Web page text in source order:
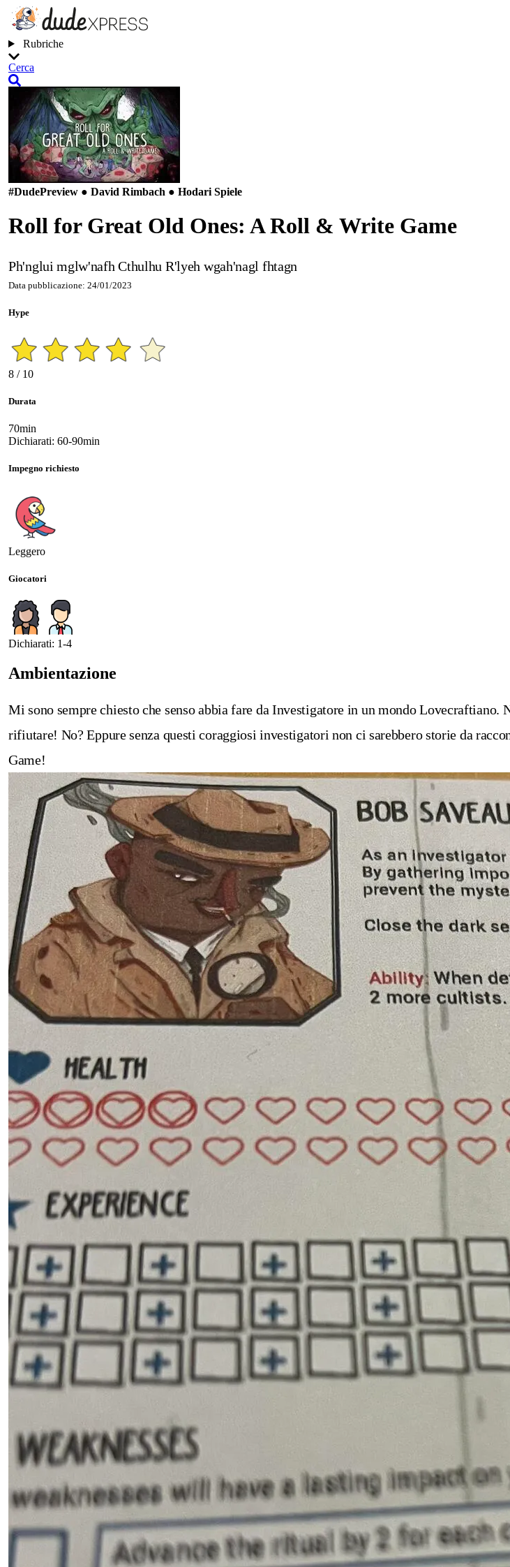
Rubriche
Cerca
#DudePreview ● David Rimbach ● Hodari Spiele
Roll for Great Old Ones: A Roll & Write Game
Ph'nglui mglw'nafh Cthulhu R'lyeh wgah'nagl fhtagn
Data pubblicazione: 24/01/2023
Hype
8 / 10
Durata
70min
Dichiarati: 60-90min
Impegno richiesto
Leggero
Giocatori
Dichiarati: 1-4
Ambientazione
Mi sono sempre chiesto che senso abbia fare da Investigatore in un mondo Lovecraftiano.
rifiutare! No? Eppure senza questi coraggiosi investigatori non ci sarebbero storie da
Game!